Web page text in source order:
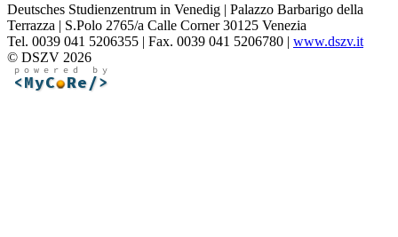
Deutsches Studienzentrum in Venedig | Palazzo Barbarigo della
Terrazza | S.Polo 2765/a Calle Corner 30125 Venezia
Tel. 0039 041 5206355 | Fax. 0039 041 5206780 | www.dszv.it
© DSZV 2026